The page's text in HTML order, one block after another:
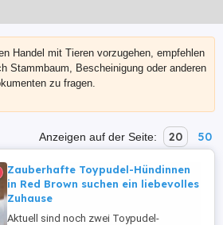
Handel mit Tieren vorzugehen, empfehlen
Stammbaum, Bescheinigung oder anderen
zu fragen.
Anzeigen auf der Seite: 20 50
Zauberhafte Toypudel-Hündinnen
in Red Brown suchen ein liebevolles
Zuhause
Aktuell sind noch zwei Toypudel-